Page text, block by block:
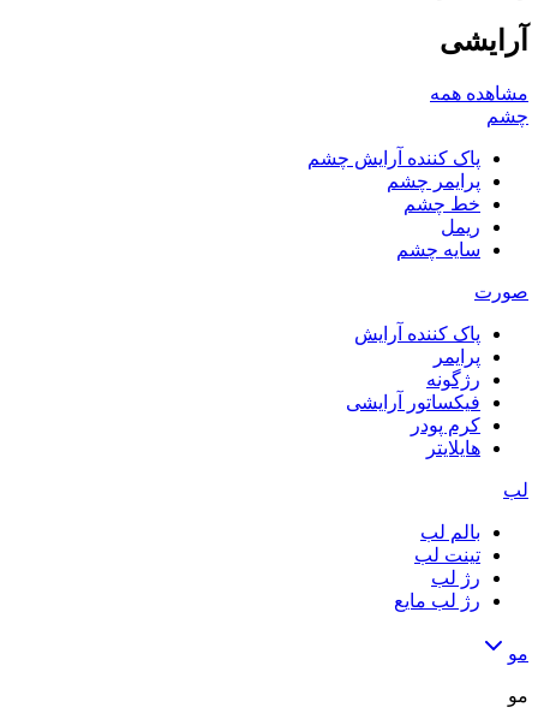
آرایشی
مشاهده همه
چشم
پاک کننده آرایش چشم
پرایمر چشم
خط چشم
ریمل
سایه چشم
صورت
پاک کننده آرایش
پرایمر
رژگونه
فیکساتور آرایشی
کرم پودر
هایلایتر
لب
بالم لب
تینت لب
رژ لب
رژ لب مایع
مو
مو